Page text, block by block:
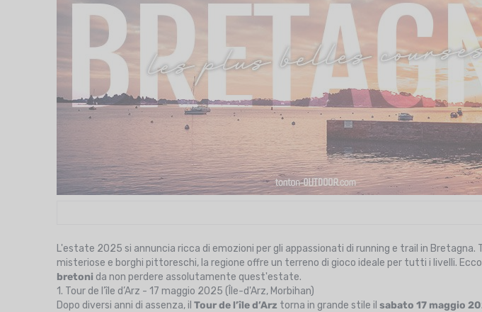
L'estate 2025 si annuncia ricca di emozioni per gli appassionati di running e trail in
misteriose e borghi pittoreschi, la regione offre un terreno di gioco ideale per tutti i livelli.
bretoni da non perdere assolutamente quest'estate.
1. Tour de l’île d’Arz - 17 maggio 2025 (Île-d'Arz, Morbihan)
Dopo diversi anni di assenza, il Tour de l’île d’Arz torna in grande stile il sabato 17 maggio